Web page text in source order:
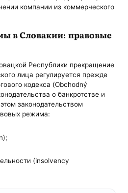
компании из коммерческого
в Словакии: правовые
Республики прекращение
лица регулируется прежде
кодекса (Obchodný
о банкротстве и
законодательством
режима:
(insolvency